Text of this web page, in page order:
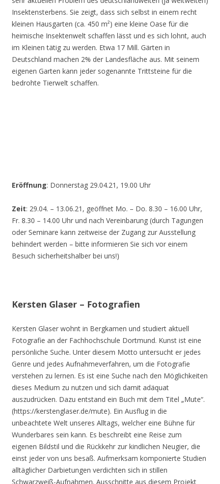
Insektensterbens. Sie zeigt, dass sich selbst in einem recht
kleinen Hausgarten (ca. 450 m²) eine kleine Oase für die
heimische Insektenwelt schaffen lässt und es sich lohnt, auch
im Kleinen tätig zu werden. Etwa 17 Mill. Gärten in
Deutschland machen 2% der Landesfläche aus. Mit seinem
eigenen Garten kann jeder sogenannte Trittsteine für die
bedrohte Tierwelt schaffen.
Eröffnung: Donnerstag 29.04.21, 19.00 Uhr
Zeit: 29.04. – 13.06.21, geöffnet Mo. – Do. 8.30 – 16.00 Uhr,
Fr. 8.30 – 14.00 Uhr und nach Vereinbarung (durch Tagungen
oder Seminare kann zeitweise der Zugang zur Ausstellung
behindert werden – bitte informieren Sie sich vor einem
Besuch sicherheitshalber bei uns!)
Kersten Glaser – Fotografien
Kersten Glaser wohnt in Bergkamen und studiert aktuell
Fotografie an der Fachhochschule Dortmund. Kunst ist eine
persönliche Suche. Unter diesem Motto untersucht er jedes
Genre und jedes Aufnahmeverfahren, um die Fotografie
verstehen zu lernen. Es ist eine Suche nach den Möglichkeiten
dieses Medium zu nutzen und sich damit adäquat
auszudrücken. Dazu entstand ein Buch mit dem Titel „Mute“.
(https://kerstenglaser.de/mute). Ein Ausflug in die
unbeachtete Welt unseres Alltags, welcher eine Bühne für
Wunderbares sein kann. Es beschreibt eine Reise zum
eigenen Bildstil und die Rückkehr zur kindlichen Neugier, die
einst jeder von uns besaß. Aufmerksam komponierte Studien
alltäglicher Darbietungen verdichten sich in stillen
Schwarzweiß-Aufnahmen. Ausschnitte aus diesem Projekt